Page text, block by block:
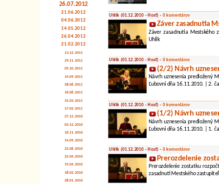
26.07.2012
21.06.2012
04.06.2012
14.05.2012
26.04.2012
21.02.2012
13.12.2011
29.11.2011
05.10.2011
14.09.2011
28.06.2011
16.06.2011
31.03.2011
17.02.2011
27.12.2010
03.12.2010
16.11.2010
14.09.2010
22.06.2010
22.04.2010
15.04.2010
18.02.2010
28.01.2010
Uhlik (01.12.2010 - Hosť) - 0 komentárov
Záver zasadnutia
Záver zasadnutia Mestského
Uhlik
Uhlik (01.12.2010 - Hosť) - 0 komentárov
(2/2) Návrh
Návrh uznesenia predložený
Ľubovni dňa 16.11.2010. | 2.
Uhlik (01.12.2010 - Hosť) - 0 komentárov
(1/2) Návrh
Návrh uznesenia predložený
Ľubovni dňa 16.11.2010. | 1.
Uhlik (01.12.2010 - Hosť) - 0 komentárov
Prerozdelenie
Prerozdelenie zostatku
zasadnutí Mestského